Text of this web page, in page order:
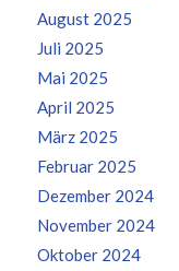
August 2025
Juli 2025
Mai 2025
April 2025
März 2025
Februar 2025
Dezember 2024
November 2024
Oktober 2024